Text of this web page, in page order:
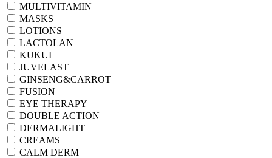
MULTIVITAMIN
MASKS
LOTIONS
LACTOLAN
KUKUI
JUVELAST
GINSENG&CARROT
FUSION
EYE THERAPY
DOUBLE ACTION
DERMALIGHT
CREAMS
CALM DERM